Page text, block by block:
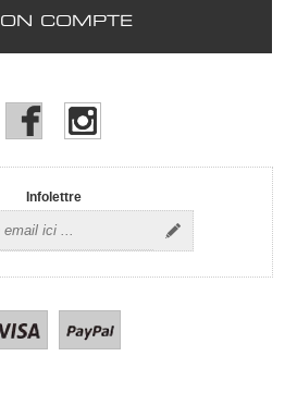
ON COMPTE
Infolettre